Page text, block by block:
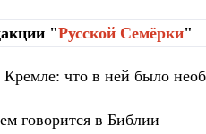
"Русской Cемёрки"
что в ней было
говорится в Библии